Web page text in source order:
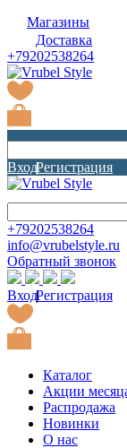
Магазины
Доставка
+79202538264
Вход|
Регистрация
+79202538264
info@vrubelstyle.ru
Обратный звонок
Вход|
Регистрация
Каталог
Акции
Распродажа
Новинки
О нас